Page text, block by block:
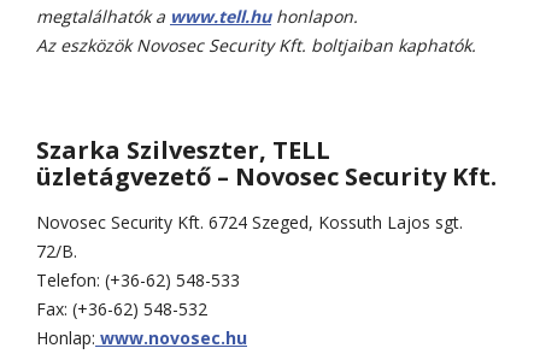
megtalálhatók a www.tell.huhonlapon.
Az eszközök Novosec Security Kft. boltjaiban kaphatók.
Szarka Szilveszter, TELL
üzletágvezető – Novosec Security Kft.
Novosec Security Kft. 6724 Szeged, Kossuth Lajos sgt.
72/B.
Telefon: (+36-62) 548-533
Fax: (+36-62) 548-532
Honlap: www.novosec.hu